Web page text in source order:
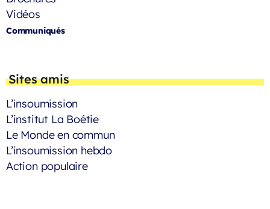
Vidéos
Communiqués
Sites amis
L’insoumission
L’institut La Boétie
Le Monde en commun
L’insoumission hebdo
Action populaire